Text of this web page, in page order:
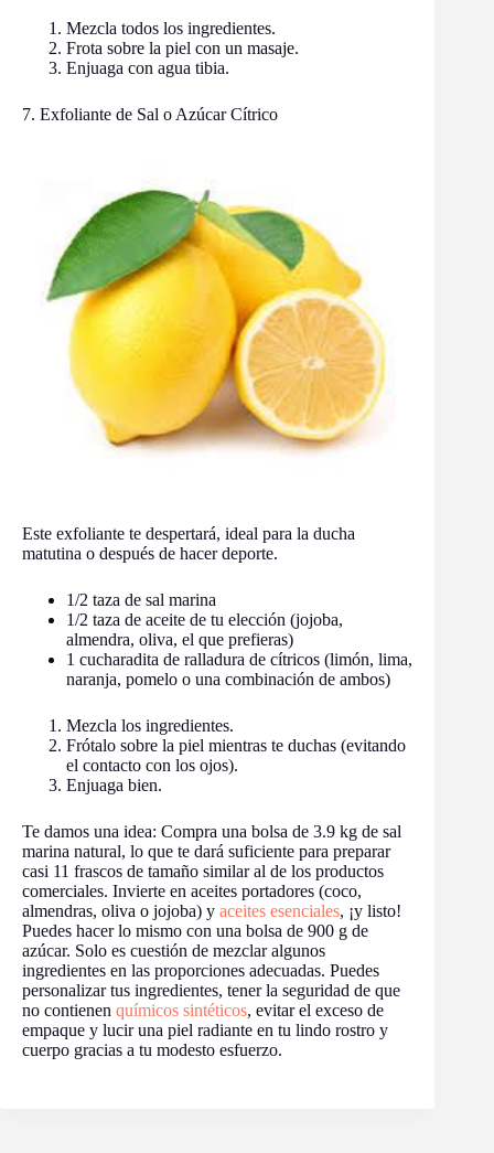
Mezcla todos los ingredientes.
Frota sobre la piel con un masaje.
Enjuaga con agua tibia.
7. Exfoliante de Sal o Azúcar Cítrico
Este exfoliante te despertará, ideal para la ducha
matutina o después de hacer deporte.
1/2 taza de sal marina
1/2 taza de aceite de tu elección (jojoba,
almendra, oliva, el que prefieras)
1 cucharadita de ralladura de cítricos (limón, lima,
naranja, pomelo o una combinación de ambos)
Mezcla los ingredientes.
Frótalo sobre la piel mientras te duchas (evitando
el contacto con los ojos).
Enjuaga bien.
Te damos una idea: Compra una bolsa de 3.9 kg de sal
marina natural, lo que te dará suficiente para preparar
casi 11 frascos de tamaño similar al de los productos
comerciales. Invierte en aceites portadores (coco,
almendras, oliva o jojoba) y aceites esenciales, ¡y listo!
Puedes hacer lo mismo con una bolsa de 900 g de
azúcar. Solo es cuestión de mezclar algunos
ingredientes en las proporciones adecuadas. Puedes
personalizar tus ingredientes, tener la seguridad de que
no contienen químicos sintéticos, evitar el exceso de
empaque y lucir una piel radiante en tu lindo rostro y
cuerpo gracias a tu modesto esfuerzo.